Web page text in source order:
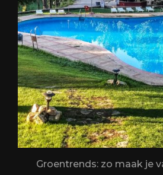
Groentrends: zo maak je